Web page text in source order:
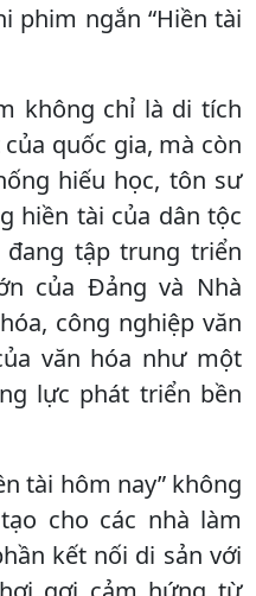
phim ngắn “Hiền tài
không chỉ là di tích
quốc gia, mà còn
hiếu học, tôn sư
hiền tài của dân tộc
tập trung triển
của Đảng và Nhà
công nghiệp văn
văn hóa như một
lực phát triển bền
tài hôm nay” không
cho các nhà làm
kết nối di sản với